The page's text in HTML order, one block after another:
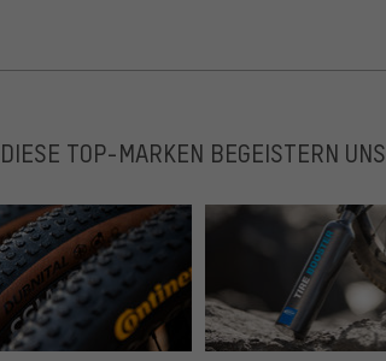
DIESE TOP-MARKEN BEGEISTERN UNS